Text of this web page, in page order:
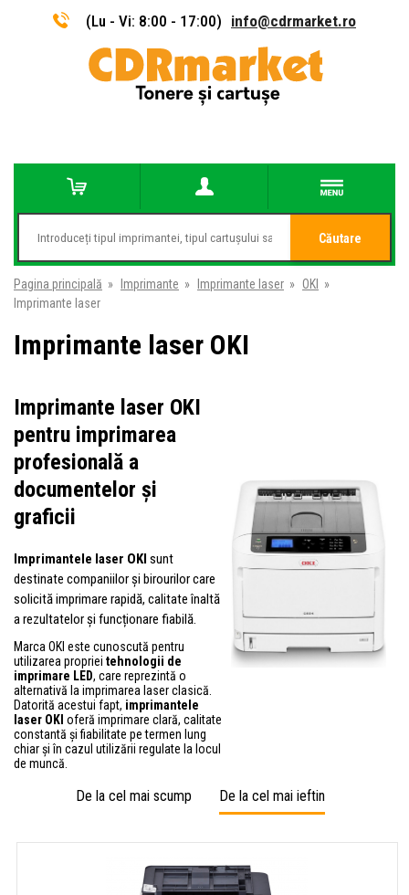
(Lu - Vi: 8:00 - 17:00) info@cdrmarket.ro
Căutare
Pagina principală » Imprimante » Imprimante laser » OKI
»
Imprimante laser
Imprimante laser OKI
Imprimante laser OKI
pentru imprimarea
profesională a
documentelor și
graficii
Imprimantele laser OKI sunt
destinate companiilor și birourilor care
solicită imprimare rapidă, calitate înaltă
a rezultatelor și funcționare fiabilă.
Marca OKI este cunoscută pentru
utilizarea propriei tehnologii de
imprimare LED, care reprezintă o
alternativă la imprimarea laser clasică.
Datorită acestui fapt, imprimantele
laser OKI oferă imprimare clară, calitate
constantă și fiabilitate pe termen lung
chiar și în cazul utilizării regulate la locul
de muncă.
De la cel mai scump De la cel mai ieftin